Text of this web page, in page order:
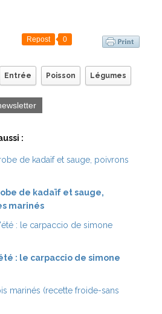
Repost 0
Entrée Poisson Légumes
:
de kadaïf et sauge,
marinés
: le carpaccio de simone